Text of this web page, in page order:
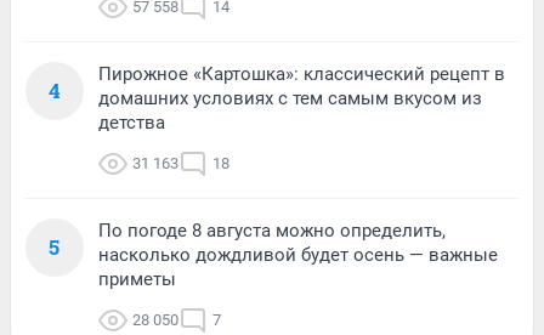
57 558 14
4
Пирожное «Картошка»: классический рецепт в
домашних условиях с тем самым вкусом из
детства
31 163 18
5
По погоде 8 августа можно определить,
насколько дождливой будет осень — важные
приметы
28 050 7